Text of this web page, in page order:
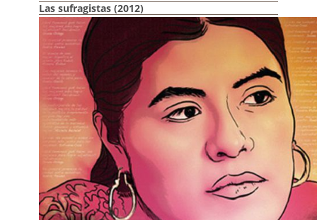
Las sufragistas (2012)